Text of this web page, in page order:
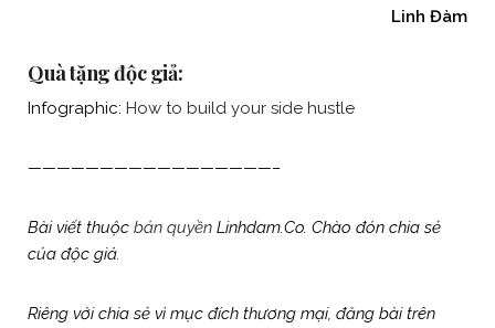
Linh Đàm
Quà tặng độc giả:
Infographic: How to build your side hustle
—————————————————–
Bài viết thuộc bản quyền Linhdam.Co. Chào đón chia sẻ
của độc giả.
Riêng với chia sẻ vì mục đích thương mại, đăng bài trên